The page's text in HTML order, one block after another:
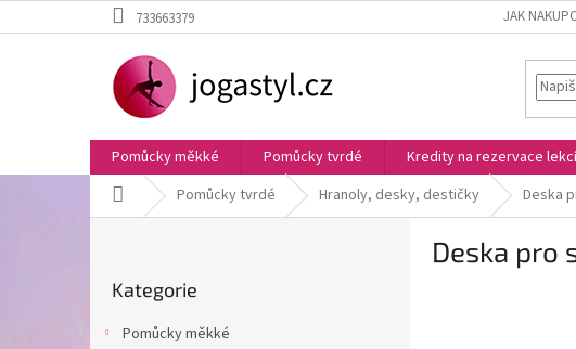
na
733663379 JAK
Pomůcky měkké Pomůcky tvrdé Kredity na rezervace lekcí
Domů Pomůcky tvrdé Hranoly, desky, destičky Deska
kategorie
Kategorie
Pomůcky měkké
Deska pro